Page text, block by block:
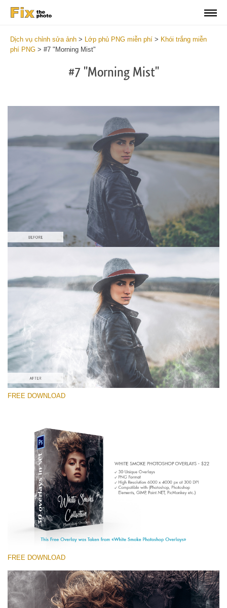
Dịch vụ chỉnh sửa ảnh > Lớp phủ PNG miễn phí > Khói trắng miễn
phí PNG > #7 "Morning Mist"
#7 "Morning Mist"
Xin hãy lựa chọn
Free PNG Overlay #7
Small 800*533px
White Smoke
(30 Overlays)
Large 6000*4000px
Entire Collection
(1783 Overlays)
Large 6000*4000px
Tải xuống miễn phí
FREE DOWNLOAD
FREE DOWNLOAD